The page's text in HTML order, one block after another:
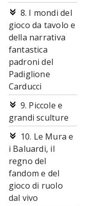
8. I mondi del
gioco da tavolo e
della narrativa
fantastica
padroni del
Padiglione
Carducci
9. Piccole e
grandi sculture
10. Le Mura e
i Baluardi, il
regno del
fandom e del
gioco di ruolo
dal vivo